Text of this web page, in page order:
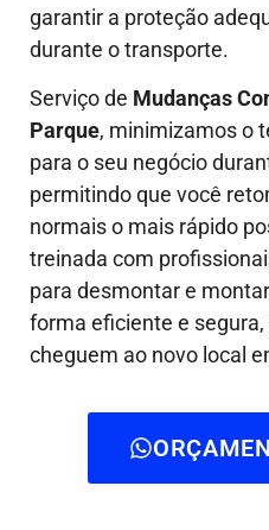
garantir a proteção
durante o transporte.
Serviço de Mudanças
Parque, minimizamos o
para o seu negócio
permitindo que você
normais o mais rápido
treinada com
para desmontar e
forma eficiente e
cheguem ao novo local